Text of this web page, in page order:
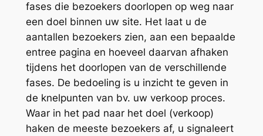
fases die bezoekers doorlopen op weg naar
een doel binnen uw site. Het laat u de
aantallen bezoekers zien, aan een bepaalde
entree pagina en hoeveel daarvan afhaken
tijdens het doorlopen van de verschillende
fases. De bedoeling is u inzicht te geven in
de knelpunten van bv. uw verkoop proces.
Waar in het pad naar het doel (verkoop)
haken de meeste bezoekers af, u signaleert